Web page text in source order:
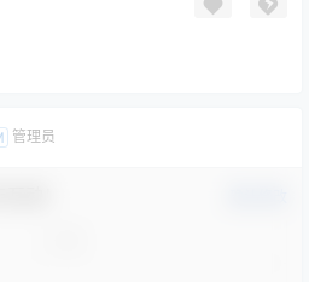
管理员